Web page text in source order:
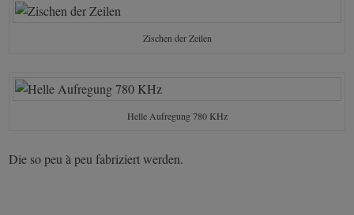
Zischen der Zeilen
Helle Aufregung 780 KHz
Die so peu à peu fabriziert werden.